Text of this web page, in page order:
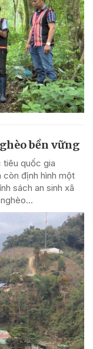
bền vững
tiêu quốc gia
còn định hình một
sách an sinh xã